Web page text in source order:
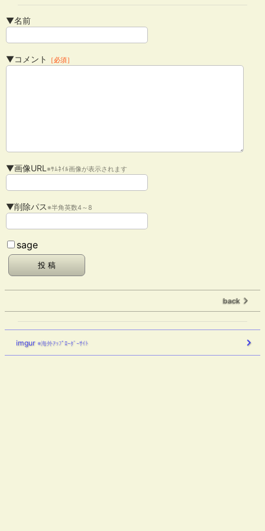
▼名前
▼コメント ［必須］
▼画像URL ※ｻﾑﾈｲﾙ画像が表示されます
▼削除パス※半角英数4～8
sage
back
imgur※海外ｱｯﾌﾟﾛｰﾀﾞｰｻｲﾄ